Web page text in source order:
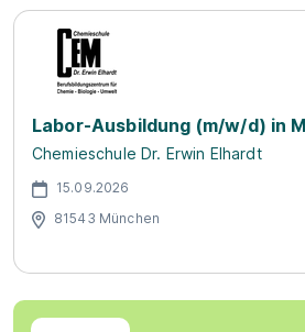
Labor-Ausbildung (m/w/d) in
Chemieschule Dr. Erwin Elhardt
15.09.2026
81543 München